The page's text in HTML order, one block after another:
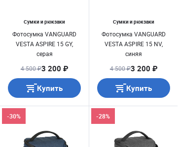
Сумки и рюкзаки
Фотосумка VANGUARD
VESTA ASPIRE 15 GY,
серая
4 500 ₽3 200 ₽
Купить
Сумки и рюкзаки
Фотосумка VANGUARD
VESTA ASPIRE 15 NV,
синяя
4 500 ₽3 200 ₽
Купить
-30% -28%